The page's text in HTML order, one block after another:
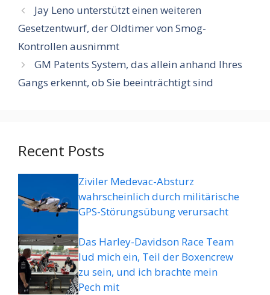
Jay Leno unterstützt einen weiteren
Gesetzentwurf, der Oldtimer von Smog-
Kontrollen ausnimmt
GM Patents System, das allein anhand Ihres
Gangs erkennt, ob Sie beeinträchtigt sind
Recent Posts
Ziviler Medevac-Absturz
wahrscheinlich durch militärische
GPS-Störungsübung verursacht
Das Harley-Davidson Race Team
lud mich ein, Teil der Boxencrew
zu sein, und ich brachte mein
Pech mit